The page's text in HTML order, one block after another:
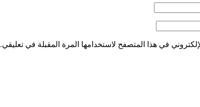
في هذا المتصفح لاستخدامها المرة المقبلة في تعليقي.